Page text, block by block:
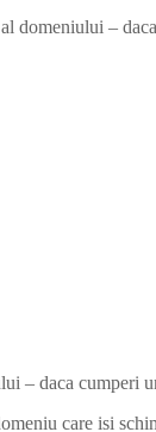
domeniului –
– daca cumperi
care isi